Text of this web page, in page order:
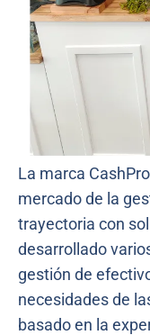
La marca
mercado de la
trayectoria con
desarrollado
gestión de
necesidades de
basado en la